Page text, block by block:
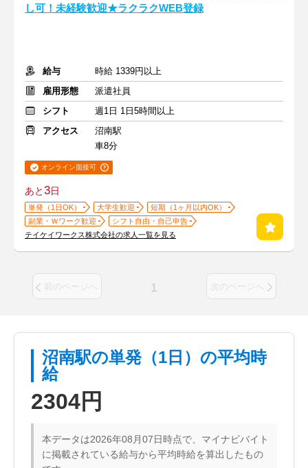
し可！未経験歓迎★ラクラクWEB登録
給与
時給 1339円以上
雇用形態
派遣社員
シフト
週1日 1日5時間以上
アクセス
沼南駅
車8分
オンライン面接可
あと3日
単発（1日OK） 大学生歓迎
短期（1ヶ月以内OK）
副業・Ｗワーク歓迎
シフト自由・自己申告
テイケイワークス株式会社の求人一覧を見る
前のページへ 1 次のページへ
沼南駅の単発（1日）の平均時
給
2304円
本データは2026年08月07日時点で、マイナビバイト
に掲載されている給与から平均時給を算出したもの